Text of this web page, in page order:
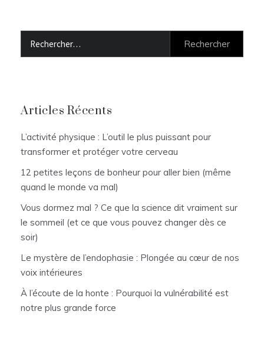
Articles Récents
L’activité physique : L’outil le plus puissant pour
transformer et protéger votre cerveau
12 petites leçons de bonheur pour aller bien (même
quand le monde va mal)
Vous dormez mal ? Ce que la science dit vraiment sur
le sommeil (et ce que vous pouvez changer dès ce
soir)
Le mystère de l’endophasie : Plongée au cœur de nos
voix intérieures
À l’écoute de la honte : Pourquoi la vulnérabilité est
notre plus grande force